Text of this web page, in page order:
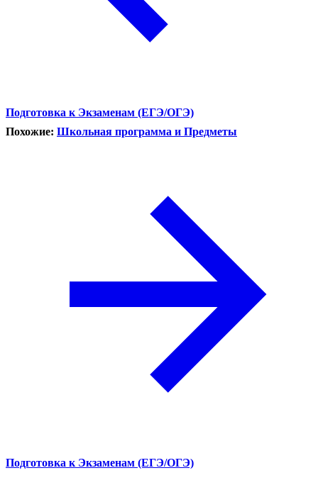
Подготовка к Экзаменам (ЕГЭ/ОГЭ)
Похожие: Школьная программа и Предметы
Подготовка к Экзаменам (ЕГЭ/ОГЭ)